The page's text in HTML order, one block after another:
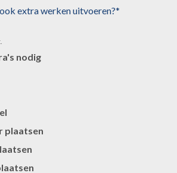
extra werken uitvoeren?*
nodig
plaatsen